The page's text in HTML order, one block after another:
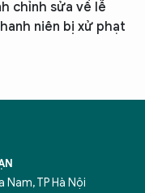
chỉnh sửa về lễ
niên bị xử phạt
TP Hà Nội